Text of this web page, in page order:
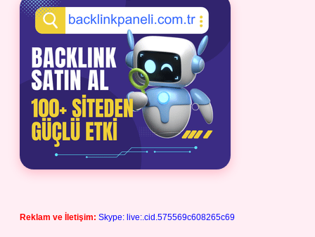
Reklam ve İletişim: Skype: live:.cid.575569c608265c69